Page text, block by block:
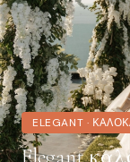
ELEGANT ·